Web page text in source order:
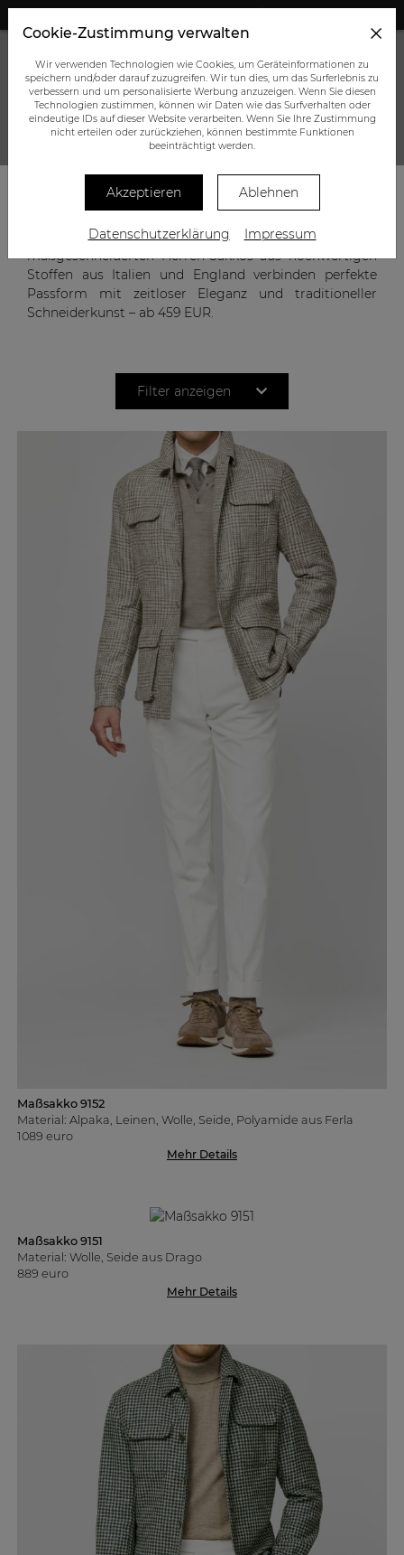
SAKKOS
steht für Stil und Persönlichkeit. Unsere
maßgeschneiderten Herren-Sakkos aus hochwertigen
Stoffen aus Italien und England verbinden perfekte
Passform mit zeitloser Eleganz und traditioneller
Schneiderkunst – ab 459 EUR.
Filter anzeigen
Maßsakko 9152
Material: Alpaka, Leinen, Wolle, Seide, Polyamide aus Ferla
1089 euro
Mehr Details
Maßsakko 9151
Material: Wolle, Seide aus Drago
889 euro
Mehr Details
Cookie-Zustimmung verwalten
Wir verwenden Technologien wie Cookies, um Geräteinformationen zu
speichern und/oder darauf zuzugreifen. Wir tun dies, um das Surferlebnis zu
verbessern und um personalisierte Werbung anzuzeigen. Wenn Sie diesen
Technologien zustimmen, können wir Daten wie das Surfverhalten oder
eindeutige IDs auf dieser Website verarbeiten. Wenn Sie Ihre Zustimmung
nicht erteilen oder zurückziehen, können bestimmte Funktionen
beeinträchtigt werden.
Akzeptieren Ablehnen
Datenschutzerklärung Impressum